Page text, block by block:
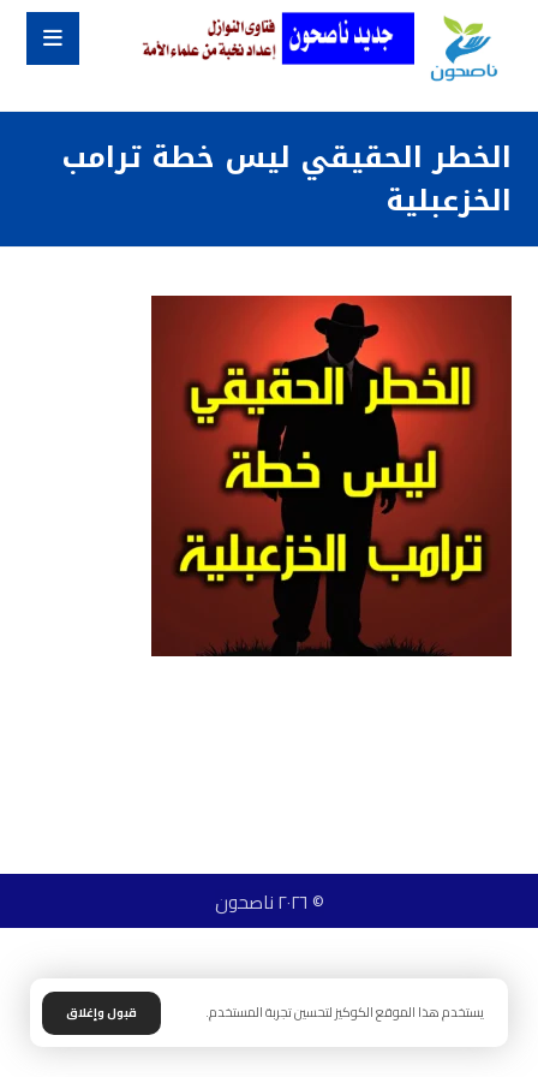
الخطر الحقيقي ليس خطة ترامب
الخزعبلية
© ٢٠٢٦ ناصحون
يستخدم هذا الموقع الكوكيز لتحسين تجربة المستخدم. قبول وإغلاق